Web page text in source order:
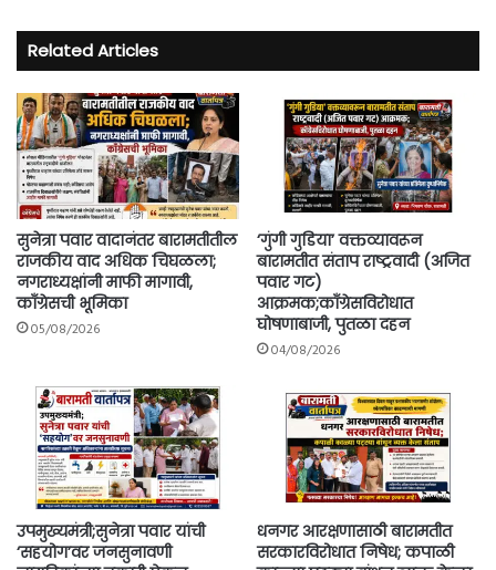
संवाद
Related Articles
सुनेत्रा पवार वादानंतर बारामतीतील
राजकीय वाद अधिक चिघळला;
नगराध्यक्षांनी माफी मागावी,
काँग्रेसची भूमिका
05/08/2026
‘गुंगी गुडिया’ वक्तव्यावरून
बारामतीत संताप राष्ट्रवादी (अजित
पवार गट)
आक्रमक;काँग्रेसविरोधात
घोषणाबाजी, पुतळा दहन
04/08/2026
उपमुख्यमंत्री;सुनेत्रा पवार यांची
‘सहयोग’वर जनसुनावणी
धनगर आरक्षणासाठी बारामतीत
सरकारविरोधात निषेध; कपाळी